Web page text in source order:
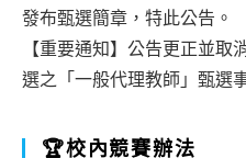
發布甄選簡章，特此公告。
【重要通知】公告更正並
選之「一般代理教師」甄選
🏆校內競賽辦法